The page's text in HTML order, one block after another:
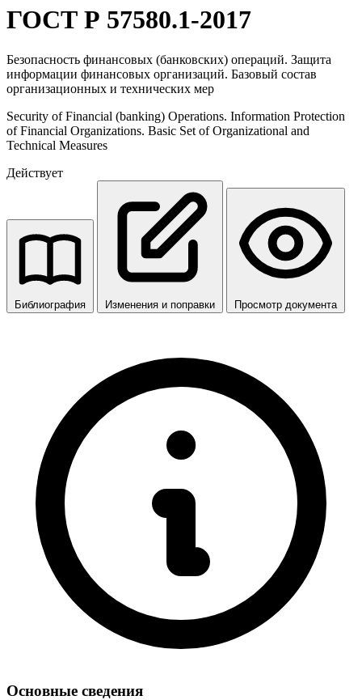
ГОСТ Р 57580.1-2017
Безопасность финансовых (банковских) операций. Защита
информации финансовых организаций. Базовый состав
организационных и технических мер
Security of Financial (banking) Operations. Information Protection
of Financial Organizations. Basic Set of Organizational and
Technical Measures
Действует
Библиография Изменения и поправки Просмотр документа
Основные сведения